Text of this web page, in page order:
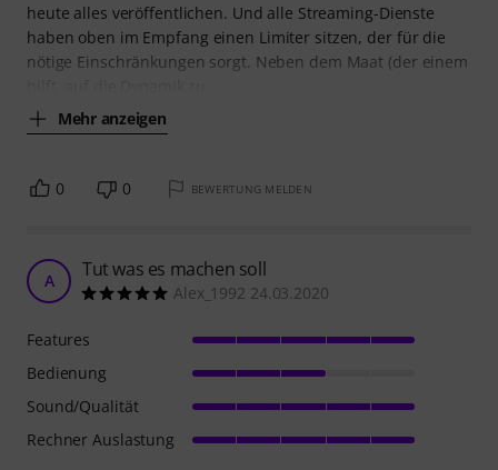
heute alles veröffentlichen. Und alle Streaming-Dienste
haben oben im Empfang einen Limiter sitzen, der für die
nötige Einschränkungen sorgt. Neben dem Maat (der einem
Mehr anzeigen
0 0 BEWERTUNG MELDEN
A Tut was es machen soll
Alex_1992 24.03.2020
Features
Bedienung
Sound/Qualität
Rechner Auslastung